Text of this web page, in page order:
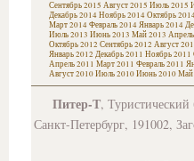
Сентябрь 2015 Август 2015 Июль 2015
Декабрь 2014Ноябрь 2014Октябрь
Март 2014Февраль 2014Январь 2014
Июль 2013 Июнь 2013 Май 2013
Октябрь 2012 Сентябрь 2012 Август
Январь 2012 Декабрь 2011 Ноябрь 2011
Апрель 2011 Март 2011 Февраль 2011
Август 2010Июль 2010Июнь 2010Май
Питер-Т,
Санкт-Петербург, 191002,